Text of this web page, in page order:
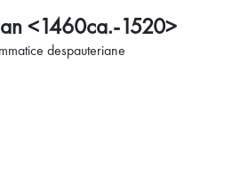
<1460ca.-1520>
despauteriane